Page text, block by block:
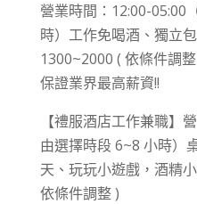
營業時間：12:00-05:00
時）工作免喝酒、獨立
1300~2000 ( 依條件調
保證業界最高薪資!!
【禮服酒店工作兼職】
由選擇時段 6~8 小時）
天、玩玩小遊戲，酒精
依條件調整 )